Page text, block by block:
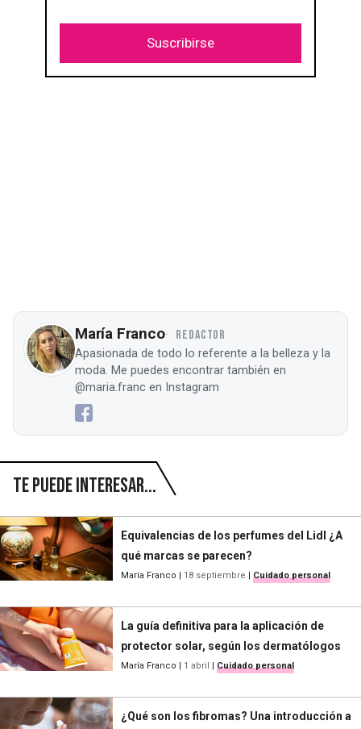
Suscribirse
María Franco REDACTOR
Apasionada de todo lo referente a la belleza y la
moda. Me puedes encontrar también en
@maria.franc en Instagram
Te puede interesar...
Equivalencias de los perfumes del Lidl ¿A
qué marcas se parecen?
María Franco 18 septiembre Cuidado personal
La guía definitiva para la aplicación de
protector solar, según los dermatólogos
María Franco 1 abril Cuidado personal
¿Qué son los fibromas? Una introducción a